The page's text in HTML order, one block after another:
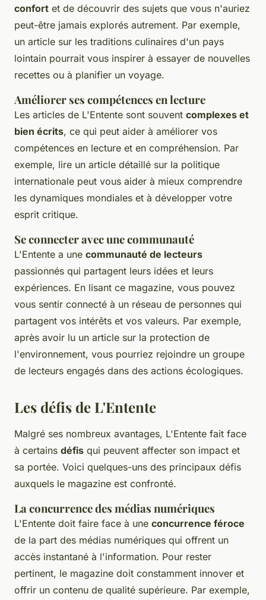
confort et de découvrir des sujets que vous n'auriez
peut-être jamais explorés autrement. Par exemple,
un article sur les traditions culinaires d'un pays
lointain pourrait vous inspirer à essayer de nouvelles
recettes ou à planifier un voyage.
Améliorer ses compétences en lecture
Les articles de L'Entente sont souvent complexes et
bien écrits, ce qui peut aider à améliorer vos
compétences en lecture et en compréhension. Par
exemple, lire un article détaillé sur la politique
internationale peut vous aider à mieux comprendre
les dynamiques mondiales et à développer votre
esprit critique.
Se connecter avec une communauté
L'Entente a une communauté de lecteurs
passionnés qui partagent leurs idées et leurs
expériences. En lisant ce magazine, vous pouvez
vous sentir connecté à un réseau de personnes qui
partagent vos intérêts et vos valeurs. Par exemple,
après avoir lu un article sur la protection de
l'environnement, vous pourriez rejoindre un groupe
de lecteurs engagés dans des actions écologiques.
Les défis de L'Entente
Malgré ses nombreux avantages, L'Entente fait face
à certains défis qui peuvent affecter son impact et
sa portée. Voici quelques-uns des principaux défis
auxquels le magazine est confronté.
La concurrence des médias numériques
L'Entente doit faire face à une concurrence féroce
de la part des médias numériques qui offrent un
accès instantané à l'information. Pour rester
pertinent, le magazine doit constamment innover et
offrir un contenu de qualité supérieure. Par exemple,